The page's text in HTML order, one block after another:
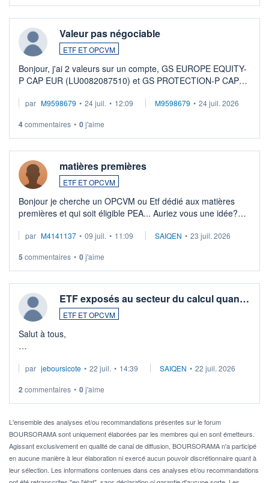
Valeur pas négociable
ETF ET OPCVM
Bonjour, j'ai 2 valeurs sur un compte, GS EUROPE EQUITY-
P CAP EUR (LU0082087510) et GS PROTECTION-P CAP
veux procéder à la vente, on me signale ...
par M9598679 • 24 juil. • 12:09 M9598679 • 24 juil. 2026
4commentaires • 0j'aime
matières premières
ETF ET OPCVM
Bonjour je cherche un OPCVM ou Etf dédié aux matières
premières et qui soit éligible PEA... Auriez vous une idée?
par M4141137 • 09 juil. • 11:09 SAIQEN • 23 juil. 2026
5 commentaires • 0j'aime
ETF exposés au secteur du calcul quan…
ETF ET OPCVM
Salut à tous,
via un ETF plutôt que des actions individuelles.
Idéalement, je voudrais qu'il soit éligible au PEA.
Pour l' ...
par jeboursicote • 22 juil. • 14:39 SAIQEN • 22 juil. 2026
2 commentaires • 0j'aime
L'ensemble des analyses et/ou recommandations présentes sur le forum
BOURSORAMA sont uniquement élaborées par les membres qui en sont émetteurs.
Agissant exclusivement en qualité de canal de diffusion, BOURSORAMA n'a participé
en aucune manière à leur élaboration ni exercé aucun pouvoir discrétionnaire quant à
leur sélection. Les informations contenues dans ces analyses et/ou recommandations